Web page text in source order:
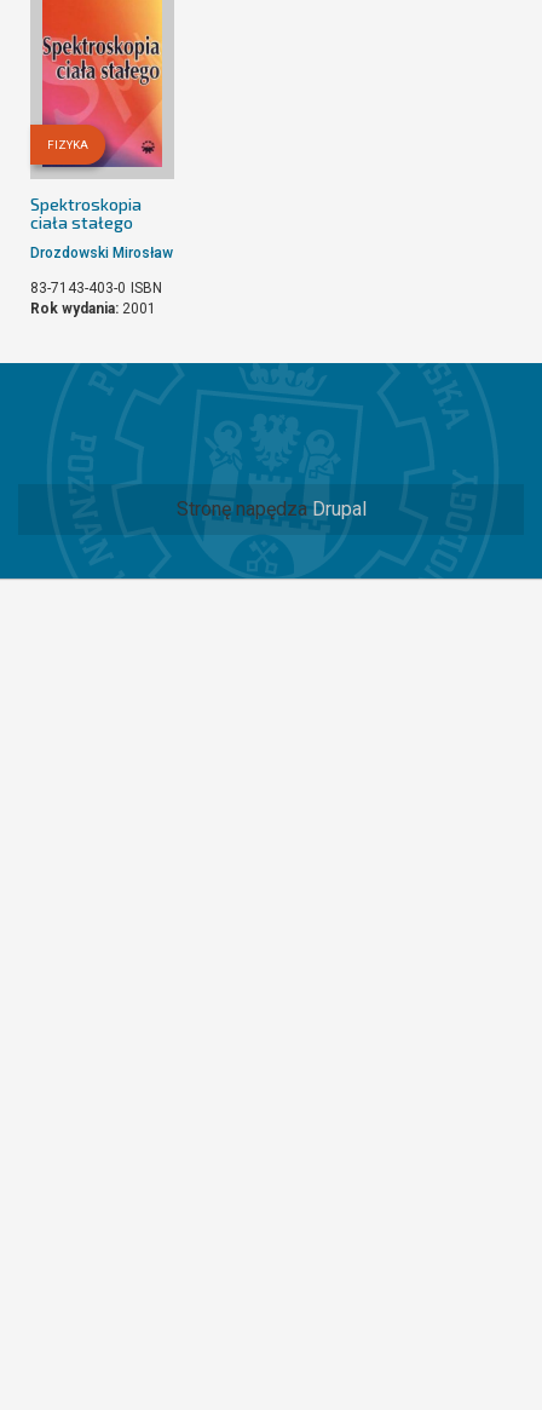
FIZYKA
Spektroskopia
ciała stałego
Drozdowski Mirosław
83-7143-403-0 ISBN
Rok wydania: 2001
Stronę napędza Drupal